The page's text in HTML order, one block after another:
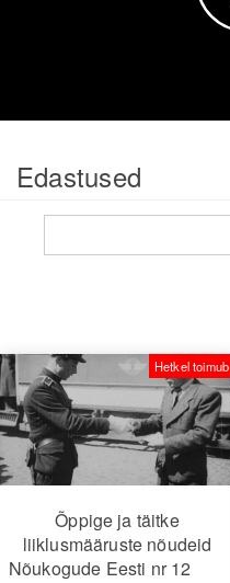
Edastused
Õppige ja täitke
liiklusmääruste nõudeid
Nõukogude Eesti nr 12
Hetkel toimub